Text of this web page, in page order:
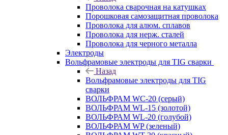
Проволока сварочная на катушках
Порошковая самозащитная проволока
Проволока для алюм. сплавов
Проволока для нерж. сталей
Проволока для черного металла
Электроды
Вольфрамовые электроды для TIG сварки
Назад
Вольфрамовые электроды для TIG
сварки
ВОЛЬФРАМ WC-20 (серый)
ВОЛЬФРАМ WL-15 (золотой)
ВОЛЬФРАМ WL-20 (голубой)
ВОЛЬФРАМ WP (зеленый)